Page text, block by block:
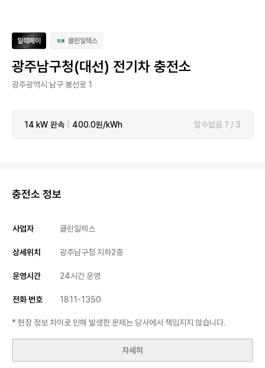
일렉페이 클린일렉스
광주남구청(대선) 전기차 충전소
광주광역시 남구 봉선로 1
14 kW 완속 400.0원/kWh 알수없음 ? / 3
충전소 정보
사업자 클린일렉스
상세위치 광주남구청 지하2층
운영시간 24시간 운영
전화 번호 1811-1350
* 현장 정보 차이로 인해 발생한 문제는 당사에서 책임지지 않습니다.
자세히